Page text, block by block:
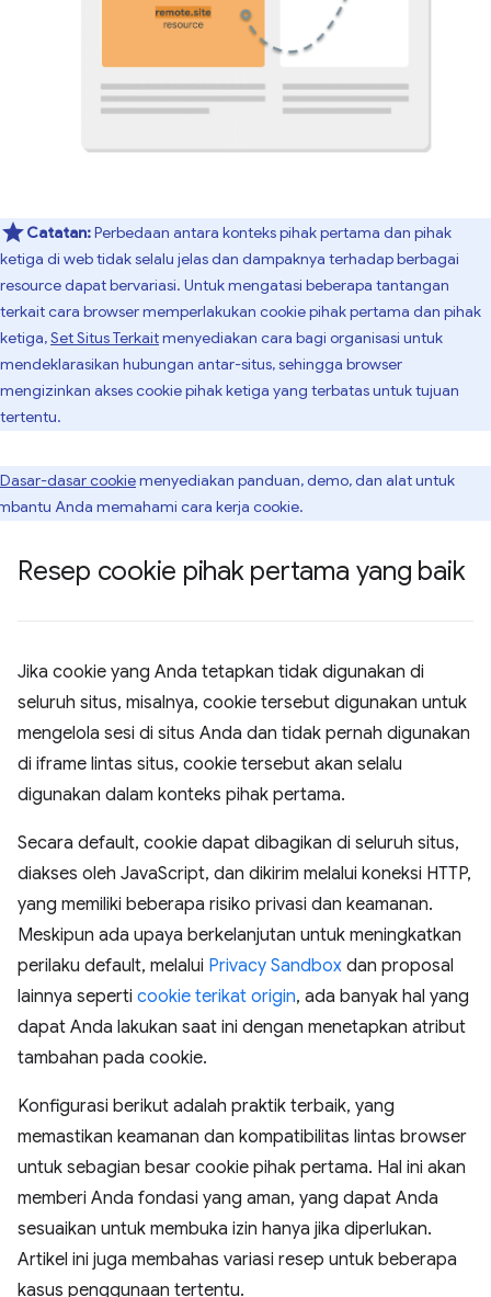
Catatan:Perbedaan antara konteks pihak pertama dan pihak
ketiga di web tidak selalu jelas dan dampaknya terhadap berbagai
resource dapat bervariasi. Untuk mengatasi beberapa tantangan
terkait cara browser memperlakukan cookie pihak pertama dan pihak
ketiga,Set Situs Terkaitmenyediakan cara bagi organisasi untuk
mendeklarasikan hubungan antar-situs, sehingga browser
mengizinkan akses cookie pihak ketiga yang terbatas untuk tujuan
tertentu.
Dasar-dasar cookiemenyediakan panduan, demo, dan alat untuk
Anda memahami cara kerja cookie.
Resep cookie pihak pertama yang baik
Jika cookie yang Anda tetapkan tidak digunakan di
seluruh situs, misalnya, cookie tersebut digunakan untuk
mengelola sesi di situs Anda dan tidak pernah digunakan
di iframe lintas situs, cookie tersebut akan selalu
digunakan dalam konteks pihak pertama.
Secara default, cookie dapat dibagikan di seluruh situs,
diakses oleh JavaScript, dan dikirim melalui koneksi HTTP,
yang memiliki beberapa risiko privasi dan keamanan.
Meskipun ada upaya berkelanjutan untuk meningkatkan
perilaku default, melalui Privacy Sandbox dan proposal
lainnya seperti cookie terikat origin, ada banyak hal yang
dapat Anda lakukan saat ini dengan menetapkan atribut
tambahan pada cookie.
Konfigurasi berikut adalah praktik terbaik, yang
memastikan keamanan dan kompatibilitas lintas browser
untuk sebagian besar cookie pihak pertama. Hal ini akan
memberi Anda fondasi yang aman, yang dapat Anda
sesuaikan untuk membuka izin hanya jika diperlukan.
Artikel ini juga membahas variasi resep untuk beberapa
kasus penggunaan tertentu.